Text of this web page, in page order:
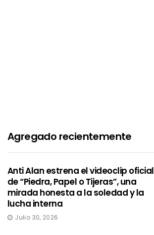
Agregado recientemente
Anti Alan estrena el videoclip oficial
de “Piedra, Papel o Tijeras”, una
mirada honesta a la soledad y la
lucha interna
Julio 30, 2026